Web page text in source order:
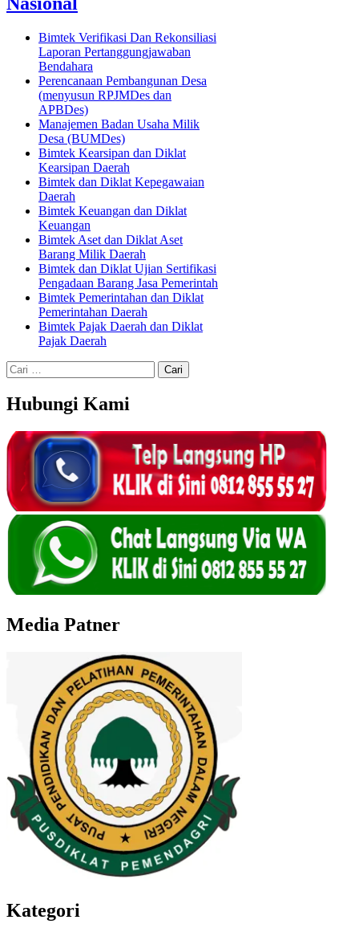
Bimtek Verifikasi Dan Rekonsiliasi
Laporan Pertanggungjawaban
Bendahara
Perencanaan Pembangunan Desa
(menyusun RPJMDes dan
APBDes)
Manajemen Badan Usaha Milik
Desa (BUMDes)
Bimtek Kearsipan dan Diklat
Kearsipan Daerah
Bimtek dan Diklat Kepegawaian
Daerah
Bimtek Keuangan dan Diklat
Keuangan
Bimtek Aset dan Diklat Aset
Barang Milik Daerah
Bimtek dan Diklat Ujian Sertifikasi
Pengadaan Barang Jasa Pemerintah
Bimtek Pemerintahan dan Diklat
Pemerintahan Daerah
Bimtek Pajak Daerah dan Diklat
Pajak Daerah
Cari
untuk:
Hubungi Kami
Media Patner
Kategori